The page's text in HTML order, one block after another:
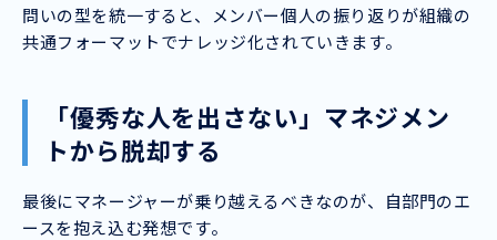
問いの型を統一すると、メンバー個人の振り返りが組織の
共通フォーマットでナレッジ化されていきます。
「優秀な人を出さない」マネジメン
トから脱却する
最後にマネージャーが乗り越えるべきなのが、自部門のエ
ースを抱え込む発想です。